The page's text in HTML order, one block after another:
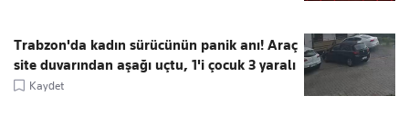
Trabzon'da kadın sürücünün panik anı! Araç
site duvarından aşağı uçtu, 1'i çocuk 3 yaralı
Kaydet